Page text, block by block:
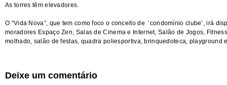
As torres têm elevadores.
O “Vida Nova”, que tem como foco o conceito de ‘condomínio clube’, irá
moradores Espaço Zen, Salas de Cinema e Internet, Salão de Jogos,
molhado, salão de festas, quadra poliesportiva, brinquedoteca, playground
Deixe um comentário